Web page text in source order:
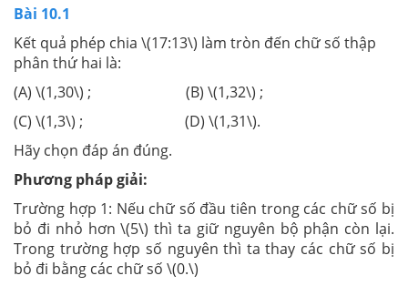
Bài 10.1
Kết quả phép chia \(17:13\) làm tròn đến chữ số thập
phân thứ hai là:
(A) \(1,30\) ; (B) \(1,32\) ;
(C) \(1,3\) ; (D) \(1,31\).
Hãy chọn đáp án đúng.
Phương pháp giải:
Trường hợp 1: Nếu chữ số đầu tiên trong các chữ số bị
bỏ đi nhỏ hơn \(5\) thì ta giữ nguyên bộ phận còn lại.
Trong trường hợp số nguyên thì ta thay các chữ số bị
bỏ đi bằng các chữ số \(0.\)